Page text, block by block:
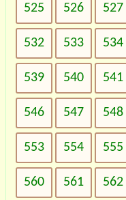
525 526 527
532 533 534
539 540 541
546 547 548
553 554 555
560 561 562